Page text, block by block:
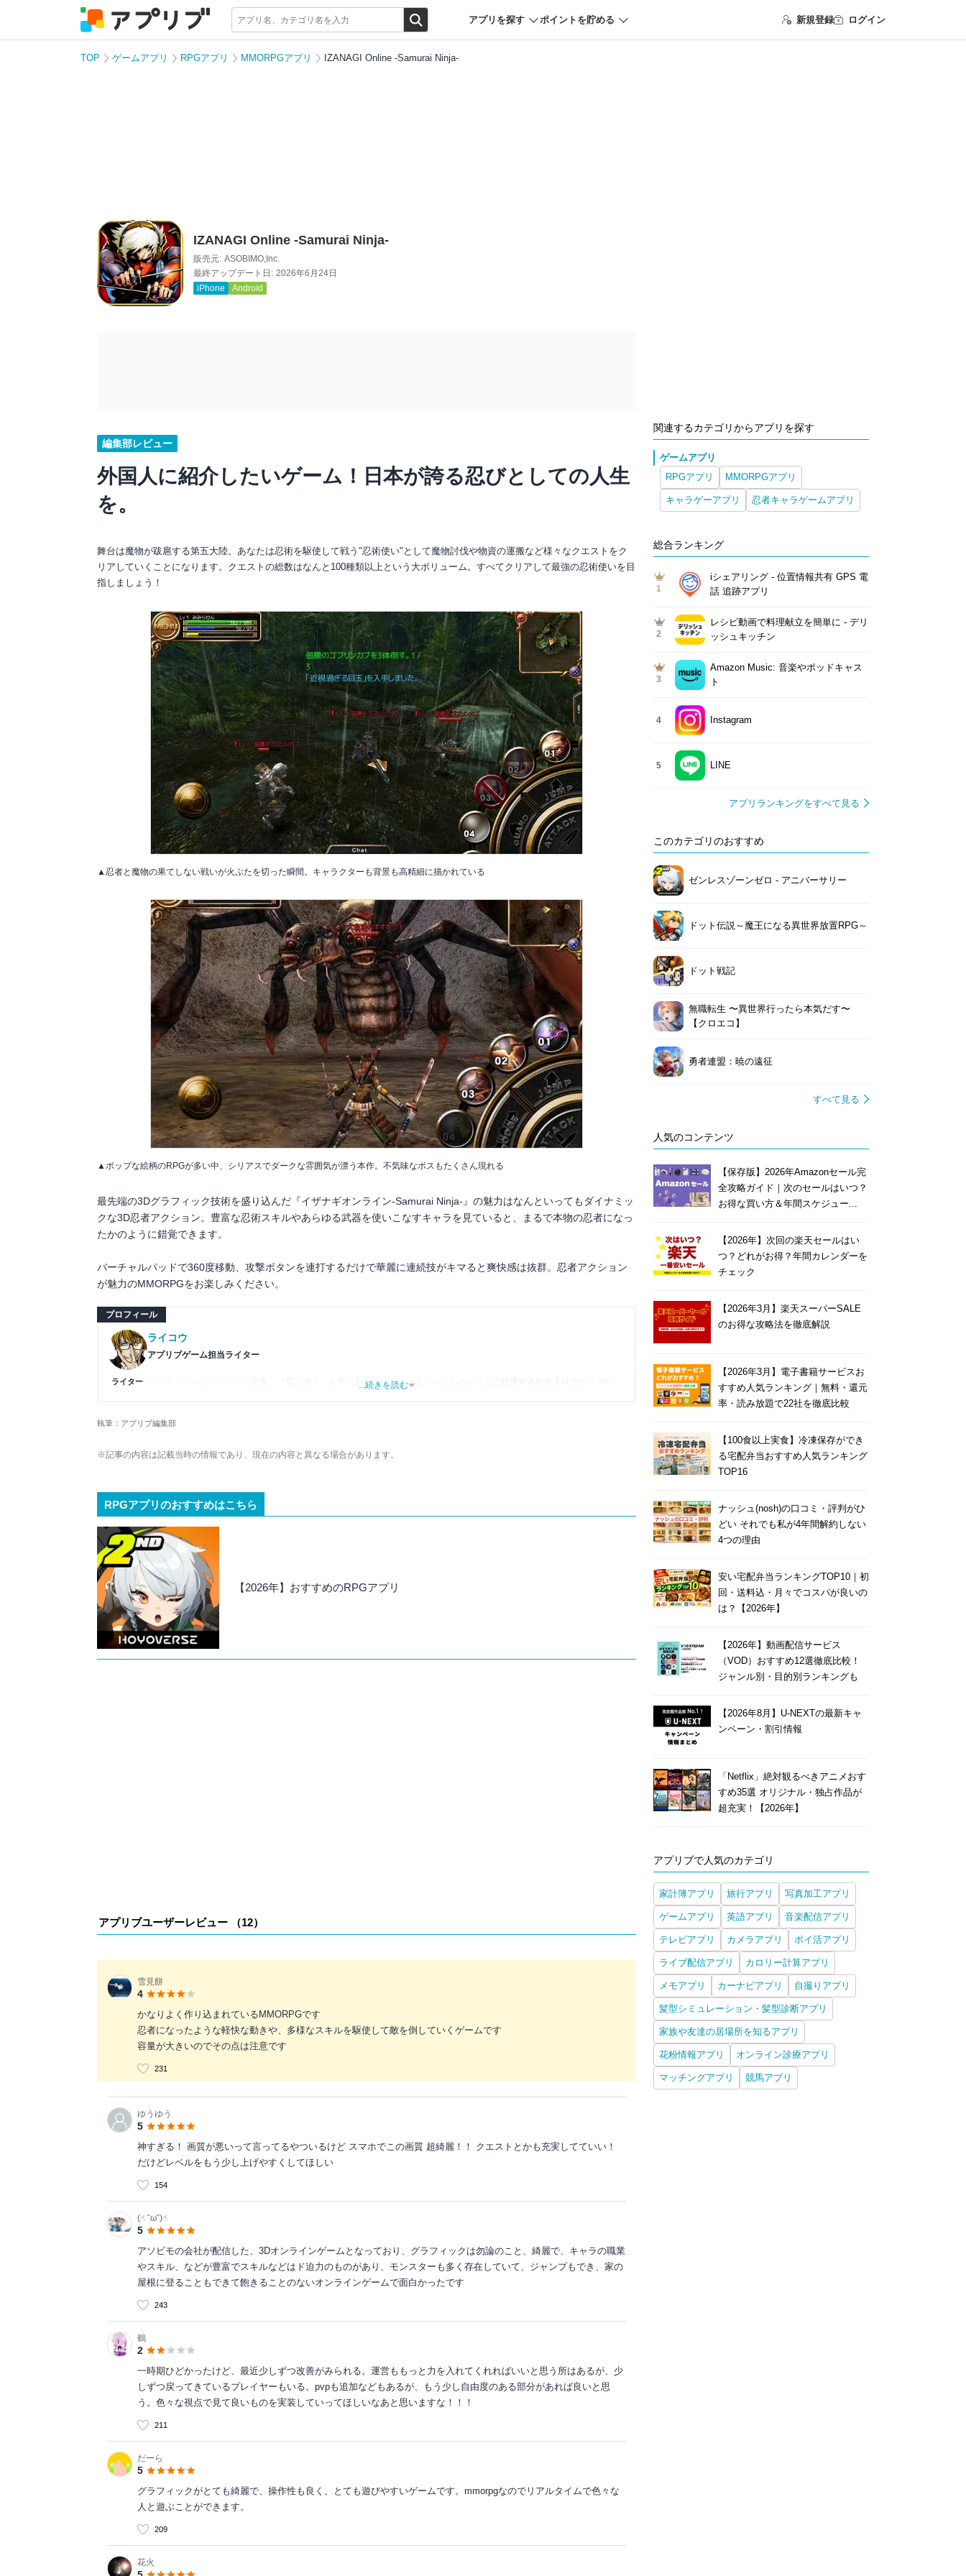
アプリを探す ポイントを貯める 新規登録 ログイン
TOP ゲームアプリ RPGアプリ MMORPGアプリ IZANAGI Online -Samurai Ninja-
IZANAGI Online -Samurai Ninja-
販売元: ASOBIMO,Inc.
最終アップデート日: 2026年6月24日
iPhone
Android
編集部レビュー
外国人に紹介したいゲーム！日本が誇る忍びとしての人生
を。
舞台は魔物が跋扈する第五大陸。あなたは忍術を駆使して戦う"忍術使い"として魔物討伐や物資の運搬など様々なクエストをク
リアしていくことになります。クエストの総数はなんと100種類以上という大ボリューム。すべてクリアして最強の忍術使いを目
指しましょう！
▲忍者と魔物の果てしない戦いが火ぶたを切った瞬間。キャラクターも背景も高精細に描かれている
▲ポップな絵柄のRPGが多い中、シリアスでダークな雰囲気が漂う本作。不気味なボスもたくさん現れる
最先端の3Dグラフィック技術を盛り込んだ『イザナギオンライン-Samurai Ninja-』の魅力はなんといってもダイナミッ
クな3D忍者アクション。豊富な忍術スキルやあらゆる武器を使いこなすキャラを見ていると、まるで本物の忍者になっ
たかのように錯覚できます。
バーチャルパッドで360度移動、攻撃ボタンを連打するだけで華麗に連続技がキマると爽快感は抜群。忍者アクション
が魅力のMMORPGをお楽しみください。
プロフィール
ライター
ライコウ
アプリブゲーム担当ライター
出身。「広く深く」をモットーに、あらゆるジャンルのゲームに精通する筋金入りのゲーマー。
や専門知識の深さは業界内でも高く評価されている。現在は、アプリブでゲーム関連のコンテンツを豊富に執筆中。
...続きを読む
執筆：アプリブ編集部
※記事の内容は記載当時の情報であり、現在の内容と異なる場合があります。
RPGアプリのおすすめはこちら
【2026年】おすすめのRPGアプリ
アプリブユーザーレビュー （12）
雪見餅
4
かなりよく作り込まれているMMORPGです
忍者になったような軽快な動きや、多様なスキルを駆使して敵を倒していくゲームです
容量が大きいのでその点は注意です
231
ゆうゆう
5
神すぎる！ 画質が悪いって言ってるやついるけど スマホでこの画質 超綺麗！！ クエストとかも充実してていい！
だけどレベルをもう少し上げやすくしてほしい
154
(☝︎ ˘ω˘)☝︎
5
アソビモの会社が配信した、3Dオンラインゲームとなっており、グラフィックは勿論のこと、綺麗で、キャラの職業
やスキル、などが豊富でスキルなどはド迫力のものがあり、モンスターも多く存在していて、ジャンプもでき、家の
屋根に登ることもできて飽きることのないオンラインゲームで面白かったです
243
鶴
2
一時期ひどかったけど、最近少しずつ改善がみられる。運営ももっと力を入れてくれればいいと思う所はあるが、少
しずつ戻ってきているプレイヤーもいる。pvpも追加などもあるが、もう少し自由度のある部分があれば良いと思
う。色々な視点で見て良いものを実装していってほしいなあと思いますな！！！
211
だーら
5
グラフィックがとても綺麗で、操作性も良く、とても遊びやすいゲームです。mmorpgなのでリアルタイムで色々な
人と遊ぶことができます。
209
花火
関連するカテゴリからアプリを探す
ゲームアプリ
RPGアプリ
MMORPGアプリ
キャラゲーアプリ 忍者キャラゲームアプリ
総合ランキング
1
iシェアリング - 位置情報共有 GPS 電
話 追跡アプリ
2
レシピ動画で料理献立を簡単‪に - デリ
ッシュキッチン
3
Amazon Music: 音楽やポッドキャス
ト
4 Instagram
5 LINE
アプリランキングをすべて見る
このカテゴリのおすすめ
ゼンレスゾーンゼロ - アニバーサリー
ドット伝説～魔王になる異世界放置RPG～
ドット戦記
無職転生 〜異世界行ったら本気だす〜
【クロエコ】
勇者連盟：暁の遠征
すべて見る
人気のコンテンツ
【保存版】2026年Amazonセール完
全攻略ガイド｜次のセールはいつ？
お得な買い方＆年間スケジュー...
【2026年】次回の楽天セールはい
つ？どれがお得？年間カレンダーを
チェック
【2026年3月】楽天スーパーSALE
のお得な攻略法を徹底解説
【2026年3月】電子書籍サービスお
すすめ人気ランキング｜無料・還元
率・読み放題で22社を徹底比較
【100食以上実食】冷凍保存ができ
る宅配弁当おすすめ人気ランキング
TOP16
ナッシュ(nosh)の口コミ・評判がひ
どい それでも私が4年間解約しない
4つの理由
安い宅配弁当ランキングTOP10｜初
回・送料込・月々でコスパが良いの
は？【2026年】
【2026年】動画配信サービス
（VOD）おすすめ12選徹底比較！
ジャンル別・目的別ランキングも
【2026年8月】U-NEXTの最新キャ
ンペーン・割引情報
「Netflix」絶対観るべきアニメおす
すめ35選 オリジナル・独占作品が
超充実！【2026年】
アプリブで人気のカテゴリ
家計簿アプリ 旅行アプリ 写真加工アプリ
ゲームアプリ 英語アプリ 音楽配信アプリ
テレビアプリ カメラアプリ ポイ活アプリ
ライブ配信アプリ カロリー計算アプリ
メモアプリ カーナビアプリ 自撮りアプリ
髪型シミュレーション・髪型診断アプリ
家族や友達の居場所を知るアプリ
花粉情報アプリ オンライン診療アプリ
マッチングアプリ 競馬アプリ